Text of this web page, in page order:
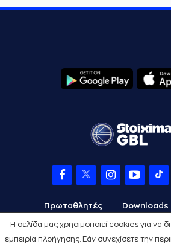
Η σελίδα μας χρησιμοποιεί cookies για να
εμπειρία πλοήγησης. Εάν συνεχίσετε την
Πρωταθλητές Downloads